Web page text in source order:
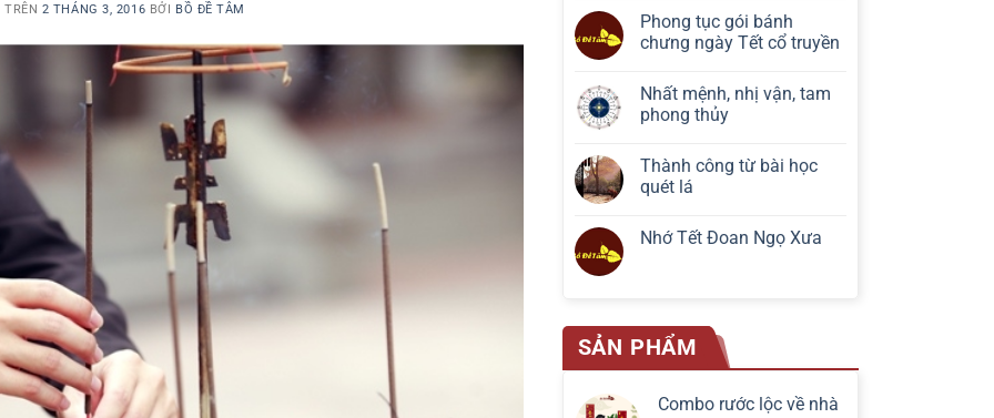
2 THÁNG 3, 2016 BỞI BỒ ĐỀ TÂM
Phong tục gói bánh
chưng ngày Tết cổ truyền
Nhất mệnh, nhị vận, tam
phong thủy
Thành công từ bài học
quét lá
Nhớ Tết Đoan Ngọ Xưa
SẢN PHẨM
Combo rước lộc về nhà